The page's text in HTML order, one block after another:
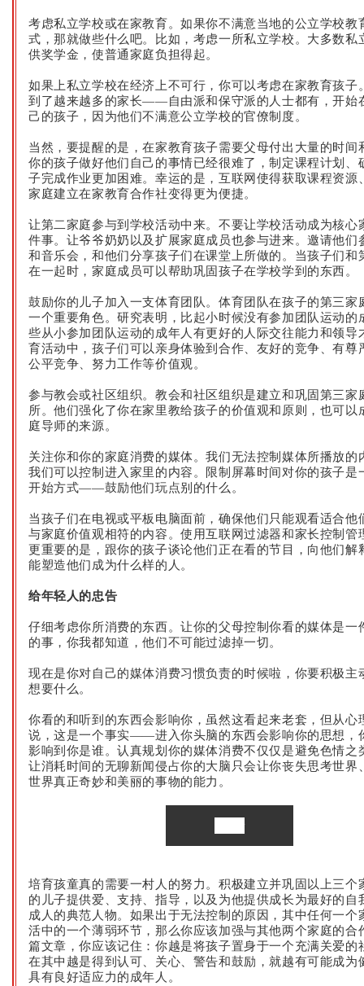
考虑私立学校或在家教育。如果你不满意当地的公立学校教
式，那就做些什么吧。比如，考虑一所私立学校。大多数私
供奖学金，使普通家庭负担得起。
如果上私立学校在经济上不可行，你可以考虑在家教育孩子
到了越来越多的家长——自由派和保守派的人士都有，开始
己的孩子，因为他们不满意公立学校的官僚制度。
当然，要提醒的是，在家教育孩子需要父母付出大量的时间
你的孩子做好他们自己的事情已经很难了，制定课程计划、
子完成作业更加困难。幸运的是，互联网使得获取课程资源
家庭建立在家教育合作社变得更为便捷。
让第二家庭参与到学校活动中来。不要让学校活动成为核心
件事。让爷爷奶奶以及扩展家庭成员也参与进来。邀请他们
和音乐会，和他们分享孩子们在课堂上所做的。当孩子们和
在一起时，家庭成员可以帮助巩固孩子在学校学到的东西。
鼓励你的儿子加入一支体育团队。体育团队在孩子的第三家
一个重要角色。研究表明，比起小时候没有参加团队运动的
些从小参加团队运动的成年人有更好的人际交往能力和领导
育活动中，孩子们可以亲身体验到合作、友好的竞争、有尊
公平竞争、努力工作等价值观。
参与教会或社区组织。教会和社区组织是建立和巩固第三家
所。他们强化了你在家里教给孩子的价值观和原则，也可以
庭导师的来源。
关注你和你的家庭消费的媒体。我们无法控制媒体所播放的
我们可以控制进入家里的内容。限制屏幕时间对你的孩子是
开始方式——鼓励他们玩点别的什么。
当孩子们在电视或平板电脑面前，确保他们只能观看适合他
与家庭价值观相符的内容。使用互联网过滤器和家长控制管
更重要的是，跟你的孩子谈论他们正在看的节目，向他们解
能塑造他们成为什么样的人。
给年轻人的忠告
仔细考虑你所消费的东西。让你的父母控制你看的媒体是一
的事，你我都知道，他们不可能过滤掉一切。
现在是你对自己的媒体消费习惯负责的时候啦，你要积极主
想要什么。
你看的和听到的东西会影响你，虽然这看起来老套，但从心
说，这是一个事实——进入你头脑的东西会影响你的思想，
影响到你是谁。认真规划你的媒体消费不仅仅是避免色情之
让消耗时间的无聊新闻侵占你的大脑只会让你丧失思考世界
世界真正奇妙和美丽的事物的能力。
结 论
培育孩童真的需要一村人的努力。积极建立并巩固以上三个
的儿子提供爱、支持、指导，以及为他提供成长为最好的自
成人的典范人物。如果出于无法控制的原因，其中任何一个
活中的一个薄弱环节，那么你应该加强与其他两个家庭的合
篇文章，你应该记住：你越是将孩子置身于一个充满关爱的
在其中越是得到认可、关心、警告和鼓励，就越有可能成为
具有良好适应力的成年人。